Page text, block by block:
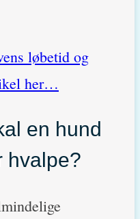
løbetid og
her…
en hund
hvalpe?